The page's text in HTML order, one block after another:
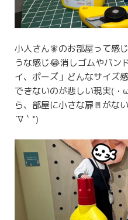
小人さん🧚のお部屋って感
うな感じ😂消しゴムやバン
イ、ポーズ」どんなサイズ
できないのが悲しい現実(
ら、部屋に小さな扉🚪がな
´∇｀*)